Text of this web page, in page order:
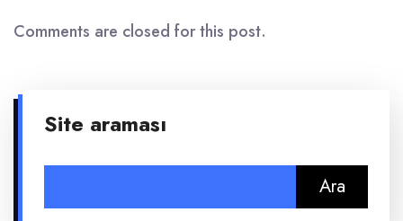
Comments are closed for this post.
Site araması